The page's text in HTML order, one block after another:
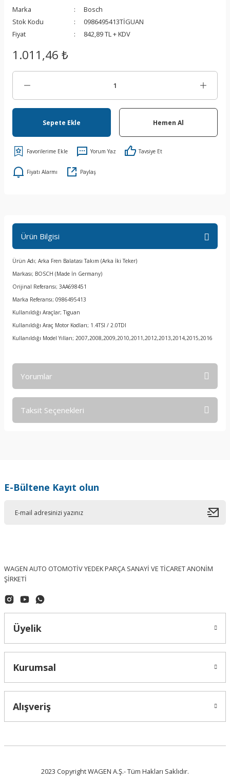
Marka
Bosch
Stok Kodu
0986495413TİGUAN
Fiyat
842,89 TL + KDV
1.011,46 ₺
Sepete Ekle Hemen Al
Yorum Yaz Tavsiye Et
Fiyatı Alarmı Paylaş
Ürün Bilgisi
Ürün Adı; Arka Fren Balatası Takım (Arka İki Teker)
Markası; BOSCH (Made İn Germany)
Orijinal Referansı; 3AA698451
Marka Referansı; 0986495413
Kullanıldığı Araçlar; Tiguan
Kullanıldığı Araç Motor Kodları; 1.4TSI / 2.0TDI
Kullanıldığı Model Yılları; 2007,2008,2009,2010,2011,2012,2013,2014,2015,2016
Yorumlar
Taksit Seçenekleri
E-Bültene Kayıt olun
WAGEN AUTO OTOMOTİV YEDEK PARÇA SANAYİ VE TİCARET ANONİM
ŞİRKETİ
Üyelik
Kurumsal
Alışveriş
2023 Copyright WAGEN A.Ş.- Tüm Hakları Saklıdır.